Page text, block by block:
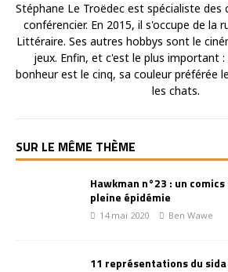
Stéphane Le Troëdec est spécialiste
conférencier. En 2015, il s'occupe de la
Littéraire. Ses autres hobbys sont le
jeux. Enfin, et c'est le plus important
bonheur est le cinq, sa couleur préférée
les chats.
SUR LE MÊME THÈME
Hawkman n°23 : un
pleine épidémie
14 mai 2020 Ben Wawe
11 représentations du